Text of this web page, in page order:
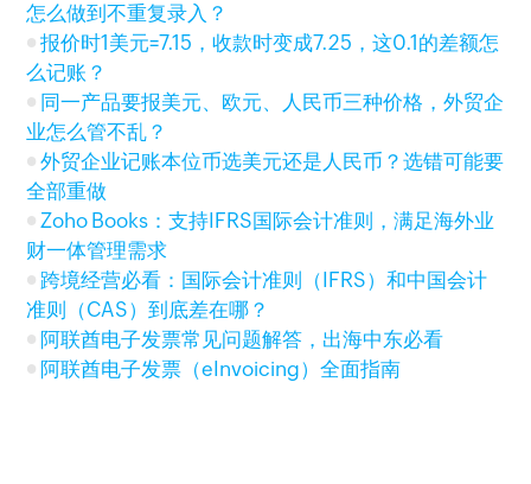
怎么做到不重复录入？
报价时1美元=7.15，收款时变成7.25，这0.1的差额怎
么记账？
同一产品要报美元、欧元、人民币三种价格，外贸企
业怎么管不乱？
外贸企业记账本位币选美元还是人民币？选错可能要
全部重做
Zoho Books：支持IFRS国际会计准则，满足海外业
财一体管理需求
跨境经营必看：国际会计准则（IFRS）和中国会计
准则（CAS）到底差在哪？
阿联酋电子发票常见问题解答，出海中东必看
阿联酋电子发票（eInvoicing）全面指南